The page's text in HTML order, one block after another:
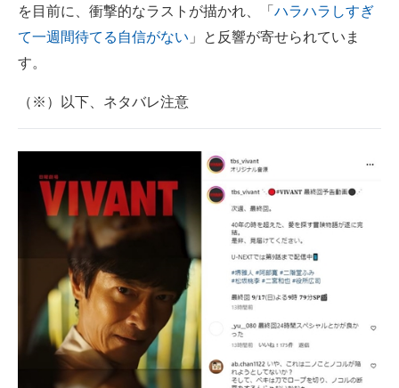
スマホと通信の最新トレンド
好きが集まる 比べて選べる
ビジネスと働き方のヒント
AI活用のいまが分かる
企業ITのトレンドを詳説
経営リーダーのコミュニティ
マーケ×ITの今がよく分かる
ITエンジニア向け専門サイト
企業向けIT製品の総合サイト
を目前に、衝撃的なラストが描かれ、「 ハラハラしすぎ
て一週間待てる自信がない 」と反響が寄せられていま
す。
（※）以下、ネタバレ注意